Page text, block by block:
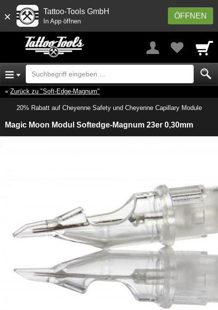
× ÖFFNEN
Tattoo-Tools GmbH
In App öffnen
Zurück zu "Soft-Edge-Magnum"
20% Rabatt auf Cheyenne Safety und Cheyenne Capillary Module
Magic Moon Modul Softedge-Magnum 23er 0,30mm